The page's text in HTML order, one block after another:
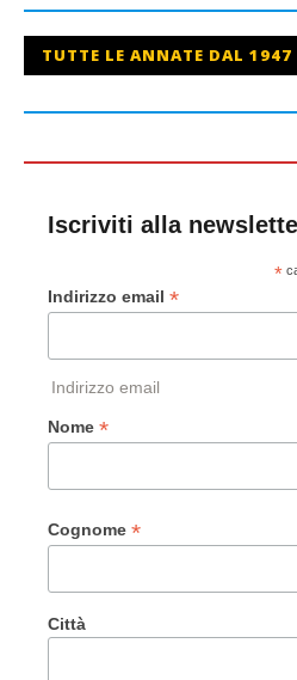
TUTTE LE ANNATE DAL 1947
Iscriviti alla
*
Indirizzo email *
Indirizzo email
Nome *
Cognome *
Città